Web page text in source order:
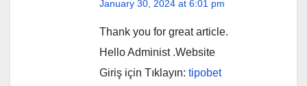
January 30, 2024 at 6:01 pm
Thank you for great article.
Hello Administ .Website
Giriş için Tıklayın: tipobet